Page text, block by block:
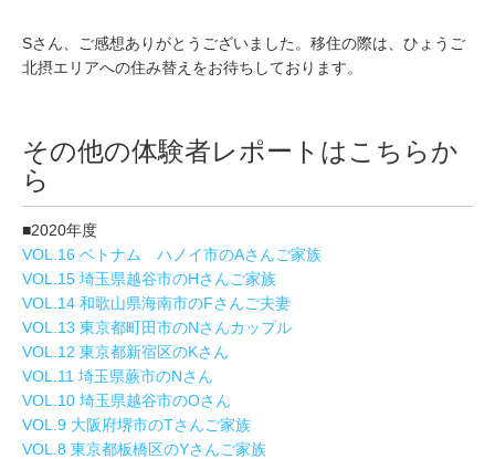
Sさん、ご感想ありがとうございました。移住の際は、ひょうご
北摂エリアへの住み替えをお待ちしております。
その他の体験者レポートはこちらか
ら
■2020年度
VOL.16 ベトナム ハノイ市のAさんご家族
VOL.15 埼玉県越谷市のHさんご家族
VOL.14 和歌山県海南市のFさんご夫妻
VOL.13 東京都町田市のNさんカップル
VOL.12 東京都新宿区のKさん
VOL.11 埼玉県蕨市のNさん
VOL.10 埼玉県越谷市のOさん
VOL.9 大阪府堺市のTさんご家族
VOL.8 東京都板橋区のYさんご家族